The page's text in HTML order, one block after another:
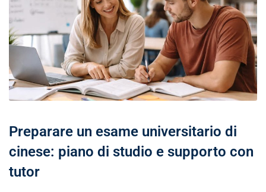
Preparare un esame universitario di
cinese: piano di studio e supporto con
tutor